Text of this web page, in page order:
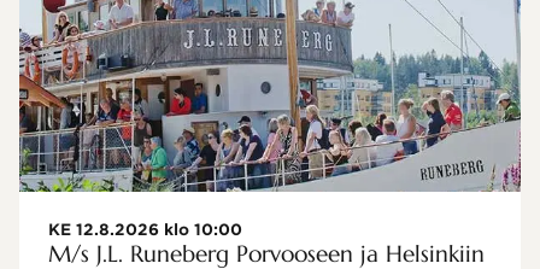
KE 12.8.2026 klo 10:00
M/s J.L. Runeberg Porvooseen ja Helsinkiin